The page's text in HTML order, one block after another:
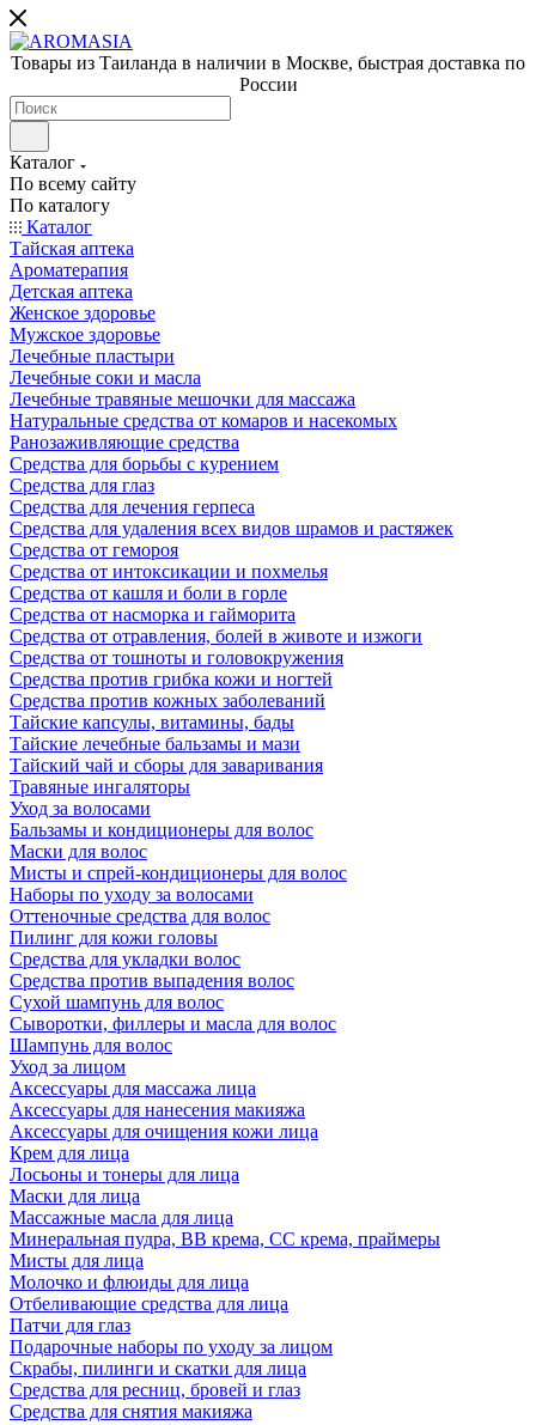
Товары из Таиланда в наличии в Москве, быстрая доставка по
России
Каталог
По всему сайту
По каталогу
Каталог
Тайская аптека
Ароматерапия
Детская аптека
Женское здоровье
Мужское здоровье
Лечебные пластыри
Лечебные соки и масла
Лечебные травяные мешочки для массажа
Натуральные средства от комаров и насекомых
Ранозаживляющие средства
Средства для борьбы с курением
Средства для глаз
Средства для лечения герпеса
Средства для удаления всех видов шрамов и растяжек
Средства от гемороя
Средства от интоксикации и похмелья
Средства от кашля и боли в горле
Средства от насморка и гайморита
Средства от отравления, болей в животе и изжоги
Средства от тошноты и головокружения
Средства против грибка кожи и ногтей
Средства против кожных заболеваний
Тайские капсулы, витамины, бады
Тайские лечебные бальзамы и мази
Тайский чай и сборы для заваривания
Травяные ингаляторы
Уход за волосами
Бальзамы и кондиционеры для волос
Маски для волос
Мисты и спрей-кондиционеры для волос
Наборы по уходу за волосами
Оттеночные средства для волос
Пилинг для кожи головы
Средства для укладки волос
Средства против выпадения волос
Сухой шампунь для волос
Сыворотки, филлеры и масла для волос
Шампунь для волос
Уход за лицом
Аксессуары для массажа лица
Аксессуары для нанесения макияжа
Аксессуары для очищения кожи лица
Крем для лица
Лосьоны и тонеры для лица
Маски для лица
Массажные масла для лица
Минеральная пудра, BB крема, СС крема, праймеры
Мисты для лица
Молочко и флюиды для лица
Отбеливающие средства для лица
Патчи для глаз
Подарочные наборы по уходу за лицом
Скрабы, пилинги и скатки для лица
Средства для ресниц, бровей и глаз
Средства для снятия макияжа